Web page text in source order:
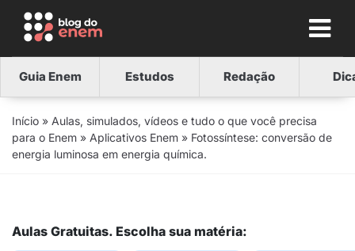
Guia Enem Estudos Redação
Início » Aulas, simulados, vídeos e tudo o que você precisa
para o Enem » Aplicativos Enem » Fotossíntese: conversão de
energia luminosa em energia química.
Aulas Gratuitas. Escolha sua matéria: